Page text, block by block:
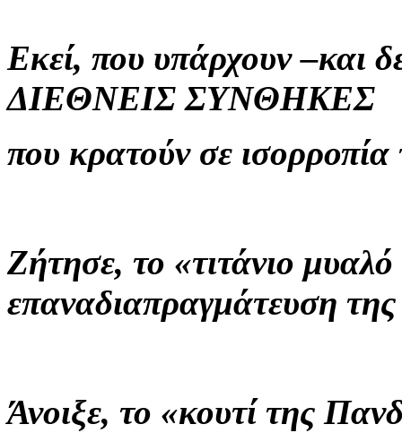
Εκεί, που υπάρχουν –και
ΔΙΕΘΝΕΙΣ ΣΥΝΘΗΚΕΣ
που κρατούν σε
Ζήτησε, το «τιτάνιο
επαναδιαπραγμάτευση
Άνοιξε, το «κουτί της